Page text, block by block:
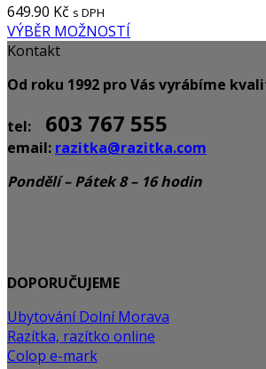
649.90 Kč s DPH
VÝBĚR MOŽNOSTÍ
Kontakt
Od roku 1992 pro Vás vyrábíme
tel: 603 767 555
email: razitka@razitka.com
Pondělí – Pátek 8 – 16 hodin
DOPORUČUJEME
Ubytování Dolní Morava
Razítka, razítko online
Colop e-mark